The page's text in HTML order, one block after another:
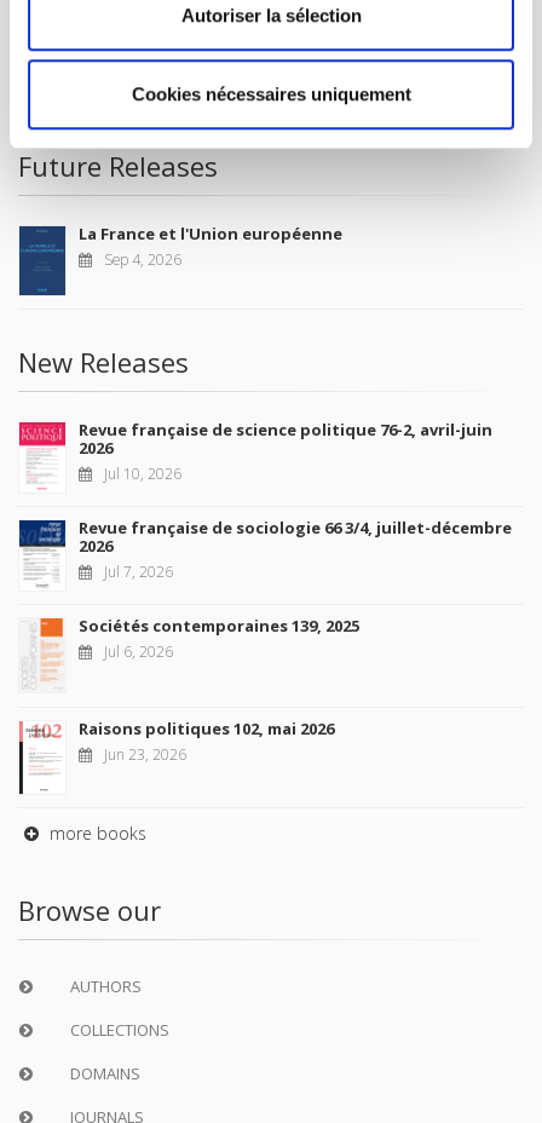
Autoriser la sélection
Cookies nécessaires uniquement
CONDITIONS OF SALE
Future Releases
La France et l'Union européenne
Sep 4, 2026
New Releases
Revue française de science politique 76-2, avril-juin
2026
Jul 10, 2026
Revue française de sociologie 66 3/4, juillet-décembre
2026
Jul 7, 2026
Sociétés contemporaines 139, 2025
Jul 6, 2026
Raisons politiques 102, mai 2026
Jun 23, 2026
more books
Browse our
AUTHORS
COLLECTIONS
DOMAINS
JOURNALS